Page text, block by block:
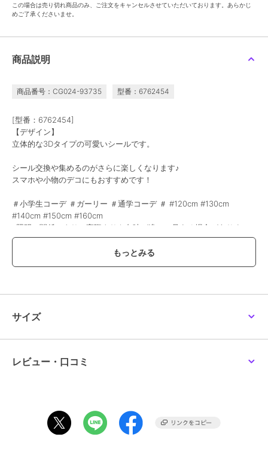
この場合は売り切れ商品のみ、ご注文をキャンセルさせていただいております。あらかじ
めご了承くださいませ。
商品説明
商品番号：CG024-93735 型番：6762454
[型番：6762454]
【デザイン】
立体的な3Dタイプの可愛いシールです。
シール交換や集めるのがさらに楽しくなります♪
スマホや小物のデコにもおすすめです！
＃小学生コーデ ＃ガーリー ＃通学コーデ ＃ #120cm #130cm
#140cm #150cm #160cm
※照明の関係により、実際よりも色味が違って見える場合がありま
す。
また、パソコン・スマートフォンなどの環境により、若干製品と画像
のカラーが異なる場合もございます。
ブランド
貨 ／ ステーショナリー
性別タイプ
ガールズ
サイズ
レビュー・口コミ